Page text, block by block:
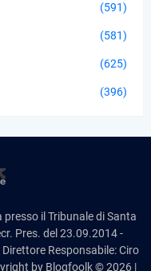
(591)
(581)
(625)
(396)
il Tribunale di Santa
Pres. del 23.09.2014 -
Responsabile: Ciro
by Blogfoolk © 2026 |